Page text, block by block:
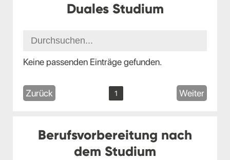
Duales Studium
Keine passenden Einträge gefunden.
Zurück 1 Weiter
Berufsvorbereitung nach
dem Studium